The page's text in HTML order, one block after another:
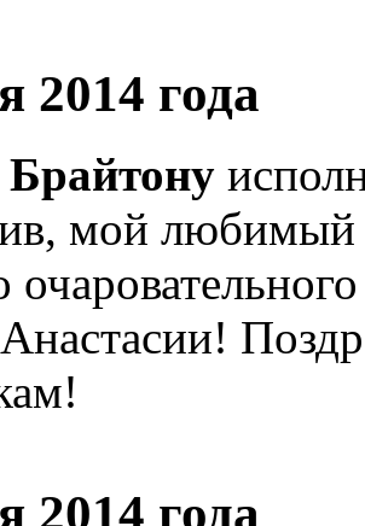
2014 года
Брайтону
мой любимый
2014 года